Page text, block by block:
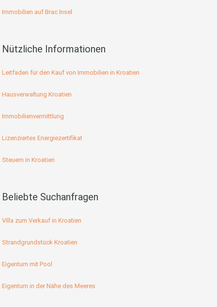
Immobilien auf Brac Insel
Nützliche Informationen
Leitfaden für den Kauf von Immobilien in Kroatien
Hausverwaltung Kroatien
Immobilienvermittlung
Lizenziertes Energiezertifikat
Steuern in Kroatien
Beliebte Suchanfragen
Villa zum Verkauf in Kroatien
Strandgrundstück Kroatien
Eigentum mit Pool
Eigentum in der Nähe des Meeres